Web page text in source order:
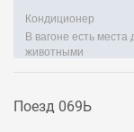
Кондиционер
В вагоне есть
животными
Поезд 069Ь